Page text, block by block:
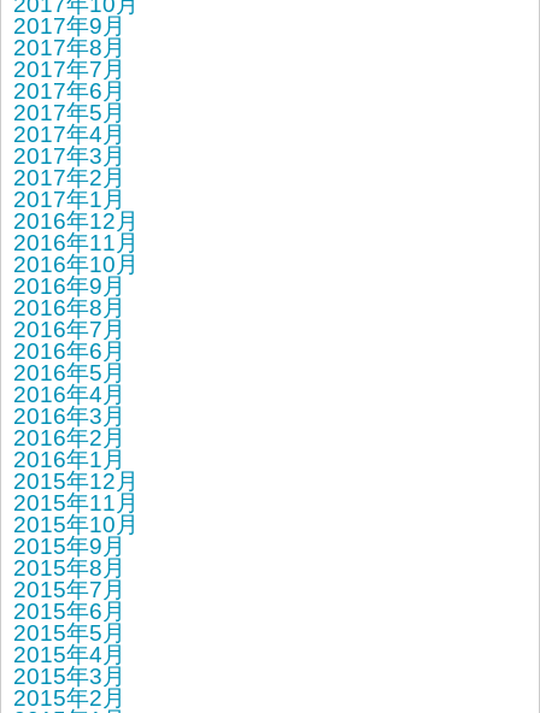
2017年9月
2017年8月
2017年7月
2017年6月
2017年5月
2017年4月
2017年3月
2017年2月
2017年1月
2016年12月
2016年11月
2016年10月
2016年9月
2016年8月
2016年7月
2016年6月
2016年5月
2016年4月
2016年3月
2016年2月
2016年1月
2015年12月
2015年11月
2015年10月
2015年9月
2015年8月
2015年7月
2015年6月
2015年5月
2015年4月
2015年3月
2015年2月